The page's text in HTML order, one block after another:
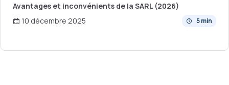
Avantages et inconvénients de la SARL (2026)
5 min
10 décembre 2025